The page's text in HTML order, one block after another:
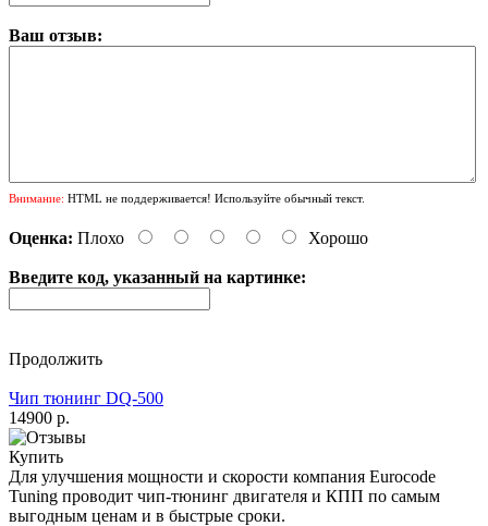
Ваш отзыв:
Внимание: HTML не поддерживается! Используйте обычный текст.
Оценка: Плохо Хорошо
Введите код, указанный на картинке:
Продолжить
Чип тюнинг DQ-500
14900 р.
Купить
Для улучшения мощности и скорости компания Eurocode
Tuning проводит чип-тюнинг двигателя и КПП по самым
выгодным ценам и в быстрые сроки.